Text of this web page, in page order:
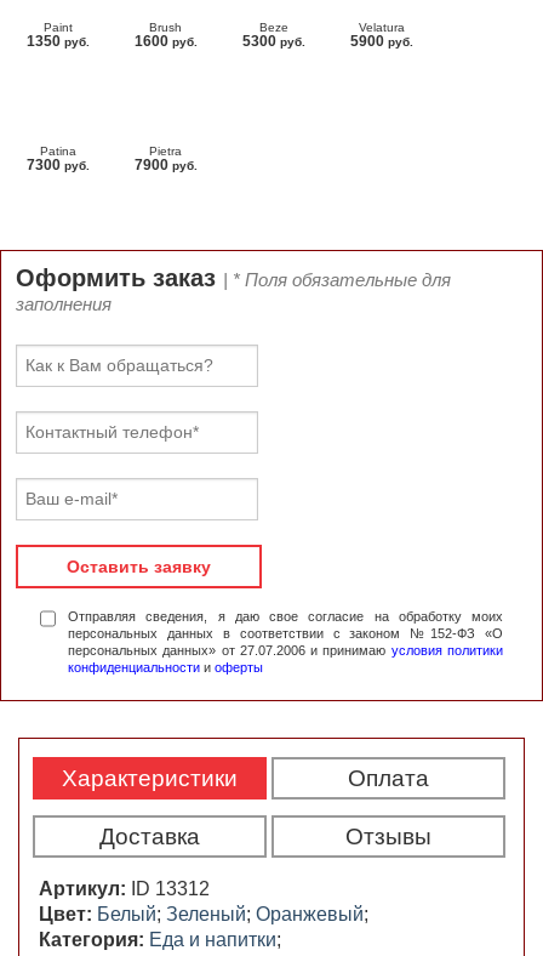
Paint
1350 руб.
Brush
1600 руб.
Beze
5300 руб.
Velatura
5900 руб.
Patina
7300 руб.
Pietra
7900 руб.
Оформить заказ | * Поля обязательные для
заполнения
Оставить заявку
Отправляя сведения, я даю свое согласие на обработку моих
персональных данных в соответствии с законом №152-ФЗ «О
персональных данных» от 27.07.2006 и принимаю условия политики
конфиденциальности и оферты
Характеристики Оплата
Доставка Отзывы
Артикул:
ID 13312
Цвет: Белый; Зеленый; Оранжевый;
Категория: Еда и напитки;